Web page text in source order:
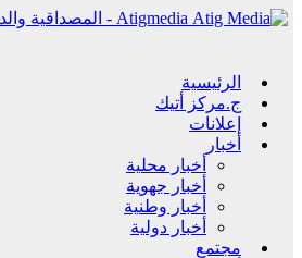
Atigmedia - المصداقية والدقة في الخبر
الرئيسية
ج.مركز أتيك
إعلانات
أخبار
أخبار محلية
أخبار جهوية
أخبار وطنية
أخبار دولية
مجتمع